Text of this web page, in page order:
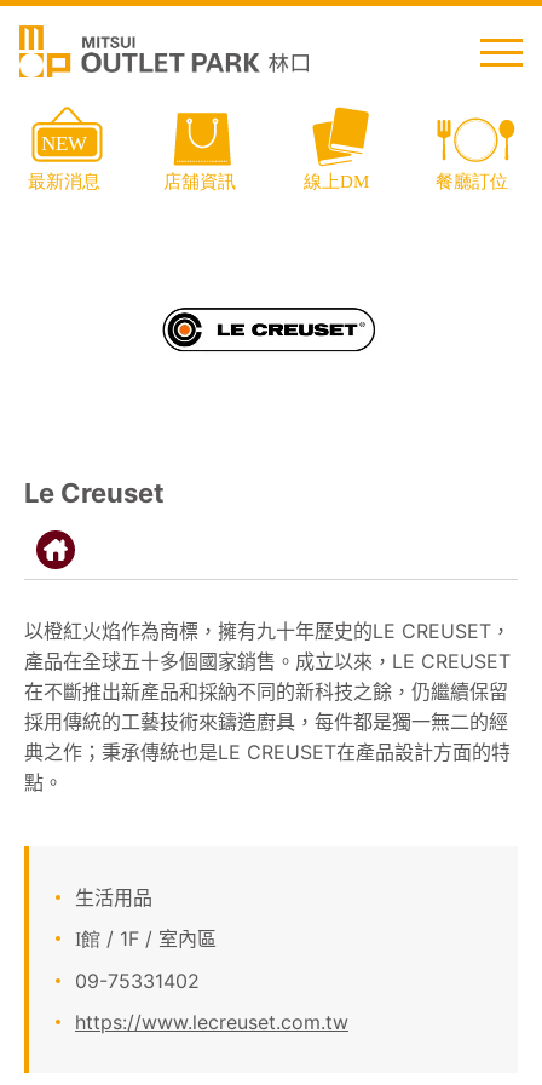
樓層導覽
顧客服務
關於我們
APP會員專區
Le Creuset
以橙紅火焰作為商標，擁有九十年歷史的LE CREUSET，
產品在全球五十多個國家銷售。成立以來，LE CREUSET
在不斷推出新產品和採納不同的新科技之餘，仍繼續保留
採用傳統的工藝技術來鑄造廚具，每件都是獨一無二的經
典之作；秉承傳統也是LE CREUSET在產品設計方面的特
點。
生活用品
I館 / 1F / 室內區
09-75331402
https://www.lecreuset.com.tw